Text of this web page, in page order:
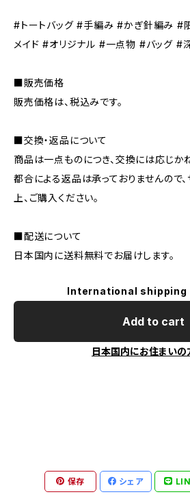
#トートバッグ #手編み #かぎ針編み #
メイド #オリジナル #一点物 #バッグ #
■販売価格
販売価格は、税込みです。
■交換・返品について
商品は一点ものにつき、交換には応じか
都合による返品は承っておりませんので
上、ご購入ください。
■配送について
日本国内に送料無料でお届けします。
International shipping
Add to cart
日本国内にお住まいの
保存 シェア